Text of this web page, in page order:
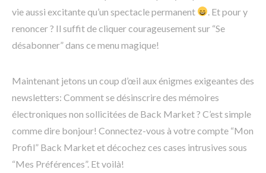
vie aussi excitante qu’un spectacle permanent
. Et pour y
renoncer ? Il suffit de cliquer courageusement sur “Se
désabonner” dans ce menu magique!
Maintenant jetons un coup d’œil aux énigmes exigeantes des
newsletters: Comment se désinscrire des mémoires
électroniques non sollicitées de Back Market ? C’est simple
comme dire bonjour! Connectez-vous à votre compte “Mon
Profil” Back Market et décochez ces cases intrusives sous
“Mes Préférences”. Et voilà!